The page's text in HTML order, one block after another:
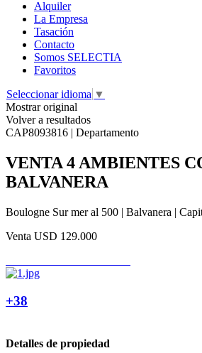
Alquiler
La Empresa
Tasación
Contacto
Somos SELECTIA
Favoritos
Seleccionar idioma ▼
Mostrar original
Volver a resultados
CAP8093816 | Departamento
VENTA 4 AMBIENTES
BALVANERA
Boulogne Sur mer al 500 | Balvanera |
Venta USD 129.000
+38
Detalles de propiedad